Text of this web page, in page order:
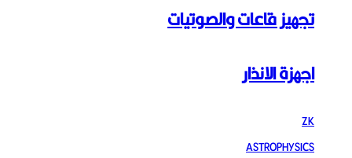
تجهيز قاعات والصوتيات
اجهزة الانذار
ZK
ASTROPHYSICS